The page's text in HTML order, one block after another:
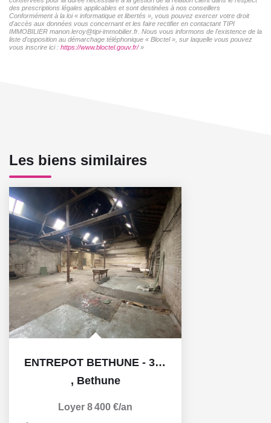
des prescriptions légales applicables et sont destinées à nos conseillers
Conformément à la loi « informatique et libertés », vous pouvez exercer votre droit
d'accès aux données vous concernant et les faire rectifier en contactant TIPI
IMMOBILIER manon.leroy@tipi-immobilier.fr. Nous vous informons de l'existence de la
liste d'opposition au démarchage téléphonique « Bloctel », sur laquelle vous pouvez
vous inscrire ici : https://www.bloctel.gouv.fr/»
Les biens similaires
ENTREPOT BETHUNE - 320 m² idéal artisan ou pour y...
, Bethune
Loyer 8 400 €/an